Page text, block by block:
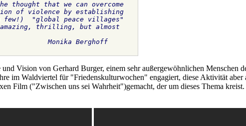
thought that we can overcome
of violence by establishing
few!)  "global peace villages"
thrilling, but almost
Monika Berghoff
Vision von Gerhard Burger, einem sehr außergewöhnlichen Menschen
im Waldviertel für "Friedenskulturwochen" engagiert, diese Aktivität
Film ("Zwischen uns sei Wahrheit")gemacht, der um dieses Thema